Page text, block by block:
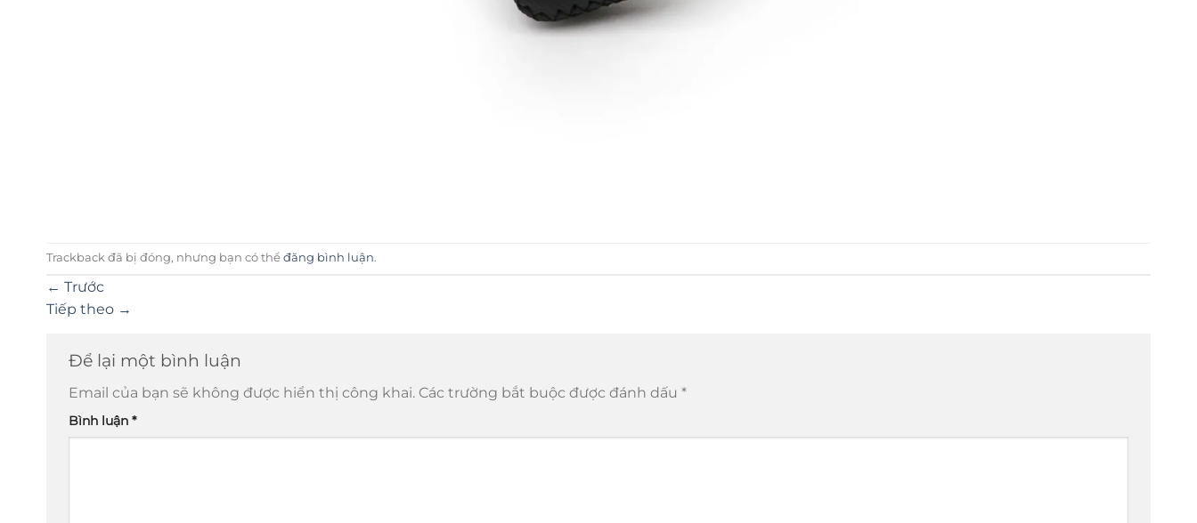
Trackback đã bị đóng, nhưng bạn có thể đăng bình luận.
← Trước
Tiếp theo →
Để lại một bình luận
Email của bạn sẽ không được hiển thị công khai. Các trường bắt buộc được đánh dấu *
Bình luận *